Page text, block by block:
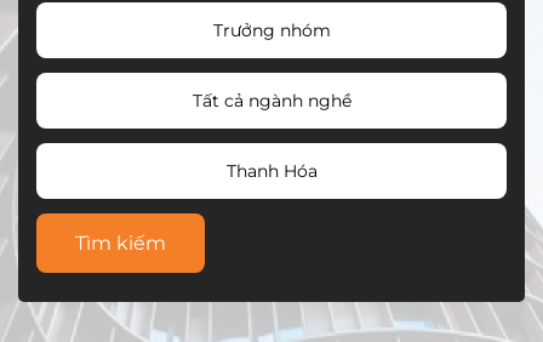
Trưởng nhóm
Tất cả ngành nghề
Thanh Hóa
Tìm kiếm